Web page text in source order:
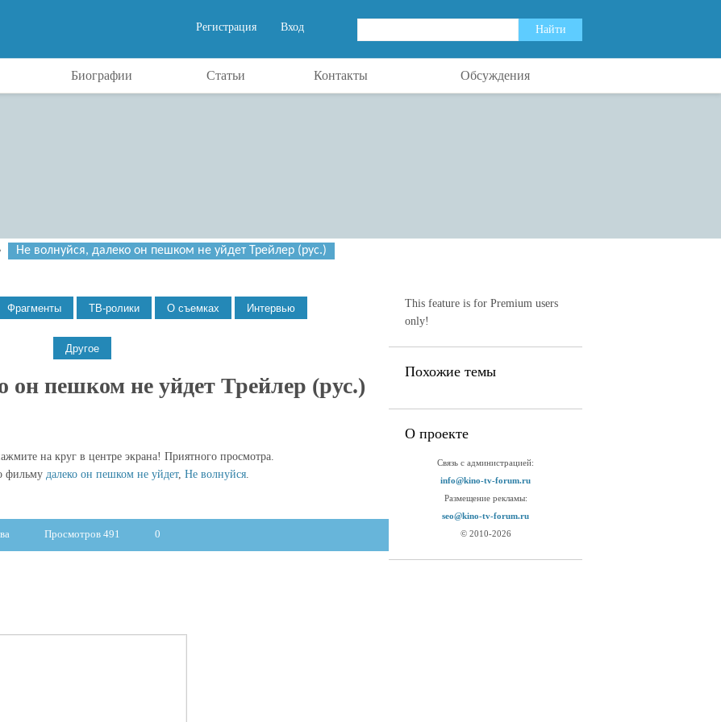
Вход
Регистрация
Биографии Статьи Контакты Обсуждения
Не волнуйся, далеко он пешком не уйдет Трейлер (рус.)
он пешком не уйдет Трейлер (рус.)
на круг в центре экрана! Приятного просмотра.
фильму далеко он пешком не уйдет, Не волнуйся.
Просмотров 491 0
This feature is for Premium users
only!
Похожие темы
О проекте
Связь с администрацией:
info@kino-tv-forum.ru
Размещение рекламы:
seo@kino-tv-forum.ru
© 2010-2026